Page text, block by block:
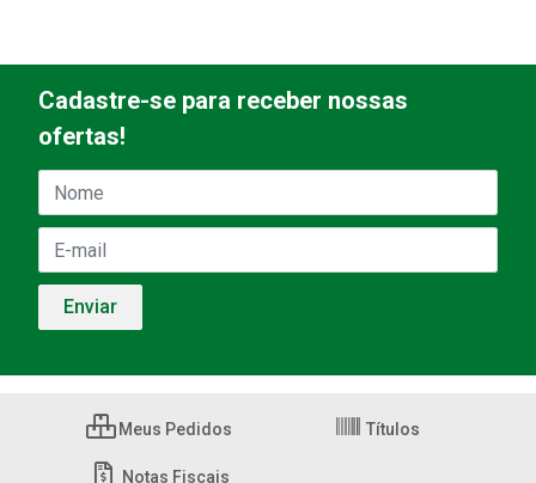
Cadastre-se para receber nossas
ofertas!
Meus Pedidos Títulos
Notas Fiscais